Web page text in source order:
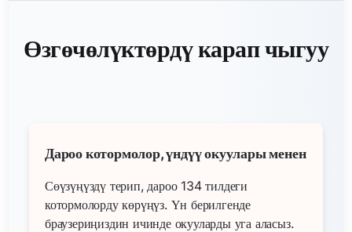
Өзгөчөлүктөрдү карап чыгуу
Дароо котормолор, үндүү окуулары менен
Сөүзүңүздү терип, дароо 134 тилдеги
котормолорду көрүңүз. Үн берилгенде
браузериңиздин ичинде окууларды уга аласыз.